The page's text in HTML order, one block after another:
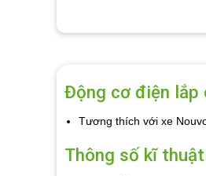
Động cơ điện lắp
Tương thích với xe
Thông số kĩ thuật